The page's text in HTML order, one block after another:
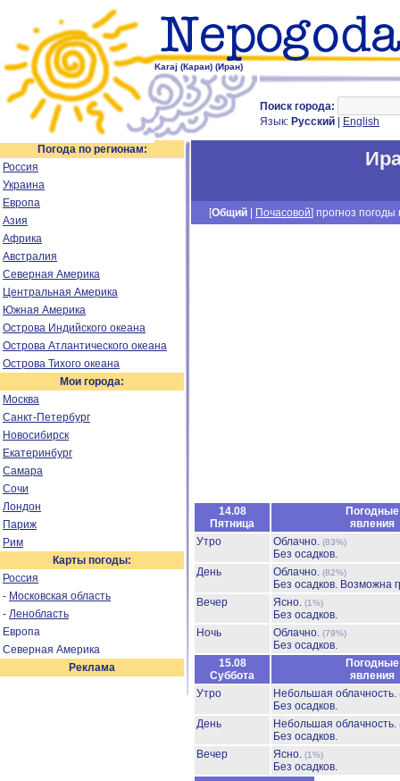
Karaj (Караи) (Иран)
Поиск города:
Язык: Русский English
Погода по регионам:
Россия
Украина
Европа
Азия
Африка
Австралия
Северная Америка
Центральная Америка
Южная Америка
Острова Индийского океана
Острова Атлантического океана
Острова Тихого океана
Мои города:
Москва
Санкт-Петербург
Новосибирск
Екатеринбург
Самара
Сочи
Лондон
Париж
Рим
Карты погоды:
Россия
- Московская область
- Ленобласть
Европа
Северная Америка
Реклама
[Общий Почасовой] прогноз погоды
14.08
Пятница
Погодные
явления
Утро
Облачно. (83%)
Без осадков.
День
Облачно. (82%)
Без осадков. Возможна
Вечер
Ясно. (1%)
Без осадков.
Ночь
Облачно. (79%)
Без осадков.
15.08
Суббота
Погодные
явления
Утро
Небольшая облачность.
Без осадков.
День
Небольшая облачность.
Без осадков.
Вечер
Ясно. (1%)
Без осадков.